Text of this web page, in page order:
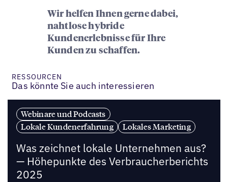
Wir helfen Ihnen gerne dabei,
nahtlose hybride
Kundenerlebnisse für Ihre
Kunden zu schaffen.
RESSOURCEN
Das könnte Sie auch interessieren
Webinare und Podcasts
Lokale Kundenerfahrung
Lokales Marketing
Was zeichnet lokale Unternehmen aus?
— Höhepunkte des Verbraucherberichts
2025